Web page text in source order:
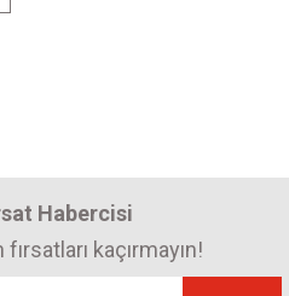
Habercisi
kaçırmayın!